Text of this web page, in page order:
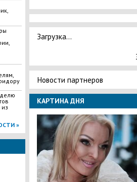
»
Загрузка...
Новости партнеров
КАРТИНА ДНЯ